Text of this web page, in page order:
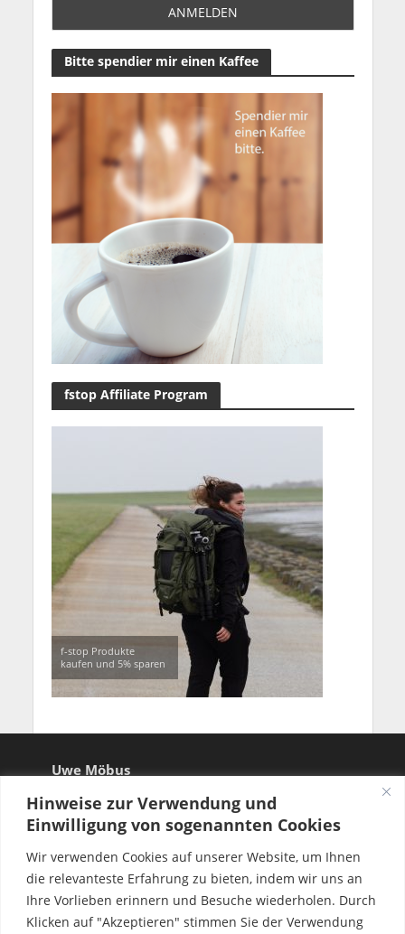
Hinweise zur Verwendung und
Einwilligung von sogenannten Cookies
Wir verwenden Cookies auf unserer Website, um Ihnen
die relevanteste Erfahrung zu bieten, indem wir uns an
Ihre Vorlieben erinnern und Besuche wiederholen. Durch
Klicken auf "Akzeptieren" stimmen Sie der Verwendung
Bitte spendier mir einen Kaffee
fstop Affiliate Program
f-stop Produkte
kaufen und 5% sparen
Uwe Möbus